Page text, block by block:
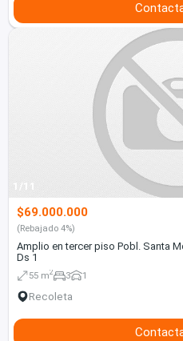
1/11
$69.000.000
(Rebajado 4%)
Amplio en tercer piso Pobl. Santa
Ds 1
55 m2 3 1
Recoleta